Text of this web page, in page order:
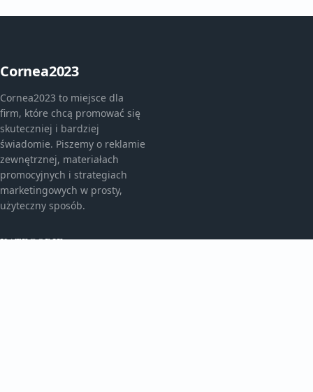
Cornea2023
Cornea2023 to miejsce dla
firm, które chcą promować się
skuteczniej i bardziej
świadomie. Piszemy o reklamie
zewnętrznej, materiałach
promocyjnych i strategiach
marketingowych w prosty,
użyteczny sposób.
KATEGORIE